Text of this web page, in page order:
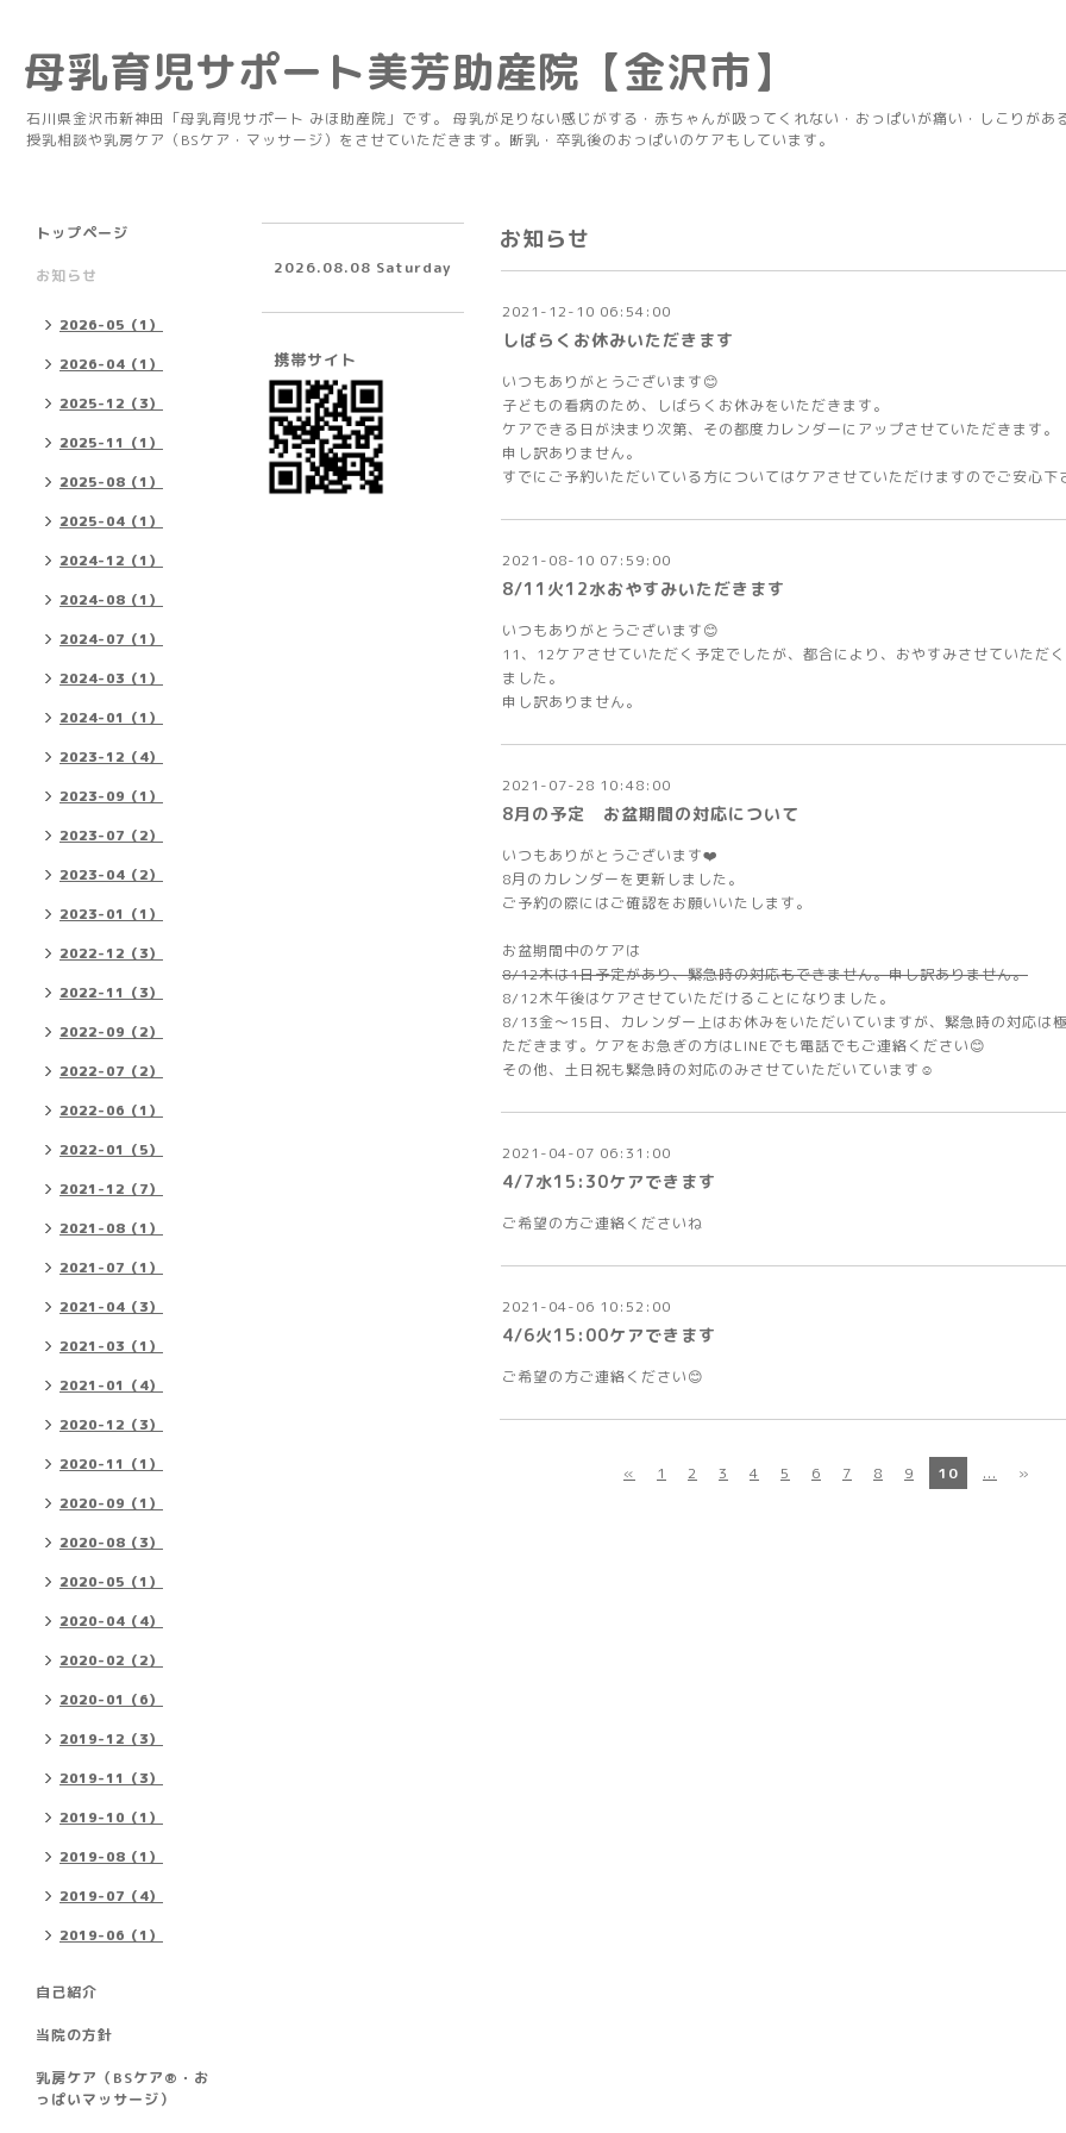
母乳育児サポート美芳助産院【金沢市】
石川県金沢市新神田「母乳育児サポート みほ助産院」です。 母乳が足りない感じがする・赤ちゃんが吸ってくれない・おっぱいが痛い・しこりがあ
授乳相談や乳房ケア（BSケア・マッサージ）をさせていただきます。断乳・卒乳後のおっぱいのケアもしています。
お知らせ
2021-12-10 06:54:00
しばらくお休みいただきます
いつもありがとうございます😊
子どもの看病のため、しばらくお休みをいただきます。
ケアできる日が決まり次第、その都度カレンダーにアップさせていただきます。
申し訳ありません。
すでにご予約いただいている方についてはケアさせていただけますのでご安心下
2021-08-10 07:59:00
8/11火12水おやすみいただきます
いつもありがとうございます😊
11、12ケアさせていただく予定でしたが、都合により、おやすみさせていただ
ました。
申し訳ありません。
2021-07-28 10:48:00
8月の予定 お盆期間の対応について
いつもありがとうございます❤️
8月のカレンダーを更新しました。
ご予約の際にはご確認をお願いいたします。
お盆期間中のケアは
8/12木は1日予定があり、緊急時の対応もできません。申し訳ありません。
8/12木午後はケアさせていただけることになりました。
8/13金〜15日、カレンダー上はお休みをいただいていますが、緊急時の対応は
ただきます。ケアをお急ぎの方はLINEでも電話でもご連絡ください😊
その他、土日祝も緊急時の対応のみさせていただいています☺️
2021-04-07 06:31:00
4/7水15:30ケアできます
ご希望の方ご連絡くださいね
2021-04-06 10:52:00
4/6火15:00ケアできます
ご希望の方ご連絡ください😊
« 1 2 3 4 5 6 7 8 9 10 ... »
トップページ
お知らせ
2026-05（1）
2026-04（1）
2025-12（3）
2025-11（1）
2025-08（1）
2025-04（1）
2024-12（1）
2024-08（1）
2024-07（1）
2024-03（1）
2024-01（1）
2023-12（4）
2023-09（1）
2023-07（2）
2023-04（2）
2023-01（1）
2022-12（3）
2022-11（3）
2022-09（2）
2022-07（2）
2022-06（1）
2022-01（5）
2021-12（7）
2021-08（1）
2021-07（1）
2021-04（3）
2021-03（1）
2021-01（4）
2020-12（3）
2020-11（1）
2020-09（1）
2020-08（3）
2020-05（1）
2020-04（4）
2020-02（2）
2020-01（6）
2019-12（3）
2019-11（3）
2019-10（1）
2019-08（1）
2019-07（4）
2019-06（1）
自己紹介
当院の方針
乳房ケア（BSケア®︎・お
っぱいマッサージ）
2026.08.08 Saturday
携帯サイト